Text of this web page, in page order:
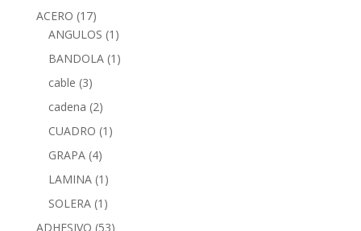
ACERO (17)
ANGULOS (1)
BANDOLA (1)
cable (3)
cadena (2)
CUADRO (1)
GRAPA (4)
LAMINA (1)
SOLERA (1)
ADHESIVO (53)